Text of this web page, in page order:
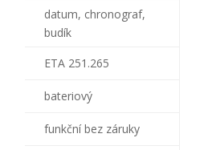
datum, chronograf,
budík
ETA 251.265
bateriový
funkční bez záruky